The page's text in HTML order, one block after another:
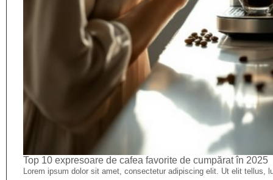
Top 10 expresoare de cafea favorite de cumpărat în 2025
Lorem ipsum dolor sit amet, consectetur adipiscing elit. Ut elit tellus,